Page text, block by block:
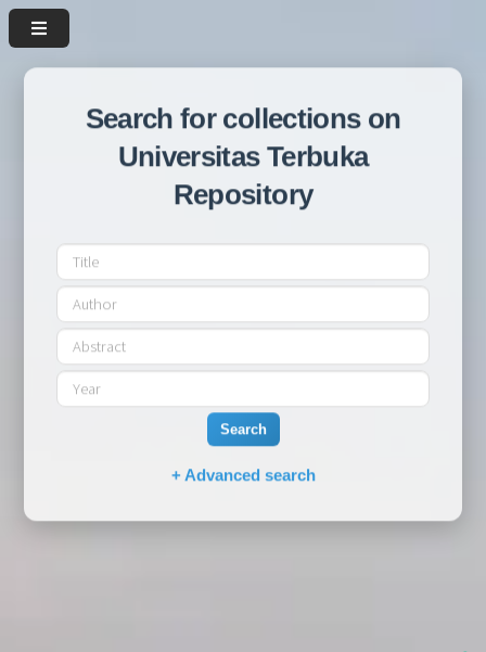
Search for collections on
Universitas Terbuka
Repository
Search
+ Advanced search